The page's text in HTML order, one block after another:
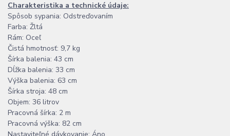
Charakteristika a technické údaje:
Spôsob sypania: Odstreďovaním
Farba: Žltá
Rám: Oceľ
Čistá hmotnosť: 9,7 kg
Šírka balenia: 43 cm
Dĺžka balenia: 33 cm
Výška balenia: 63 cm
Šírka stroja: 48 cm
Objem: 36 litrov
Pracovná šírka: 2 m
Pracovná výška: 82 cm